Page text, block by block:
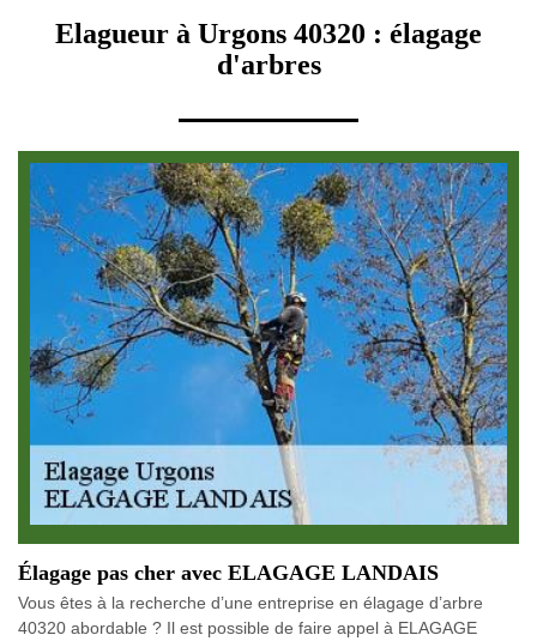
Elagueur à Urgons 40320 : élagage
d'arbres
Élagage pas cher avec ELAGAGE LANDAIS
Vous êtes à la recherche d’une entreprise en élagage d’arbre
40320 abordable ? Il est possible de faire appel à ELAGAGE